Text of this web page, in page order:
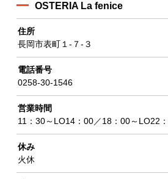
OSTERIA La fenice
住所
長岡市表町１-７-３
電話番号
0258-30-1546
営業時間
11：30～LO14：00／18：00～LO22
休み
火休